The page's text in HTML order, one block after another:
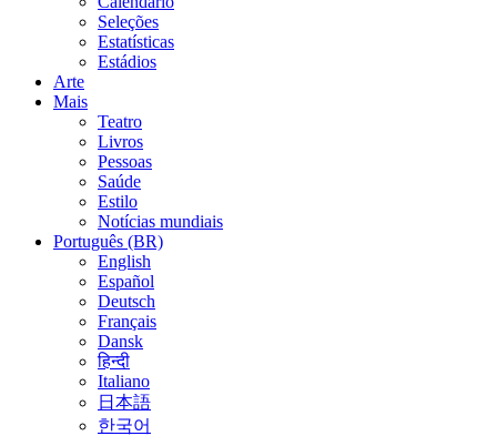
Seleções
Estatísticas
Estádios
Arte
Mais
Teatro
Livros
Pessoas
Saúde
Estilo
Notícias mundiais
Português (BR)
English
Español
Deutsch
Français
Dansk
हिन्दी
Italiano
日本語
한국어